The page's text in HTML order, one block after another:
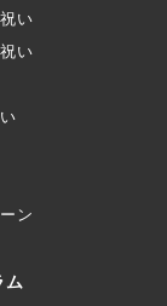
い
い
ン
ム